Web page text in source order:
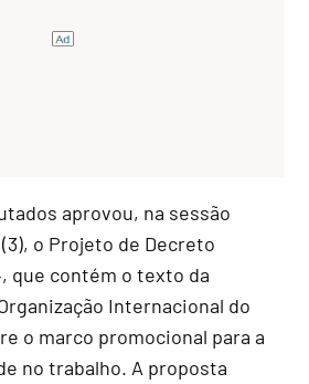
aprovou, na sessão
o Projeto de Decreto
que contém o texto da
Internacional do
o marco promocional para a
no trabalho. A proposta